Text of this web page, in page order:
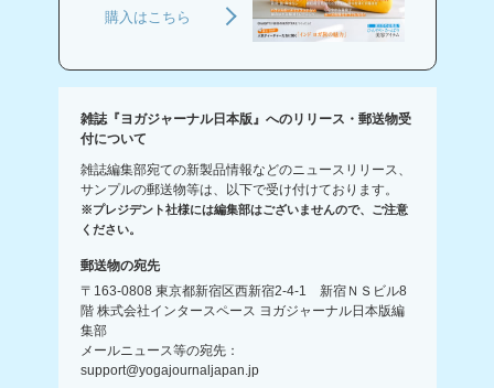
購入はこちら
雑誌『ヨガジャーナル日本版』へのリリース・郵送物受
付について
雑誌編集部宛ての新製品情報などのニュースリリース、
サンプルの郵送物等は、以下で受け付けております。
※プレジデント社様には編集部はございませんので、ご注意
ください。
郵送物の宛先
〒163-0808 東京都新宿区西新宿2-4-1 新宿ＮＳビル8
階 株式会社インタースペース ヨガジャーナル日本版編
集部
メールニュース等の宛先：
support@yogajournaljapan.jp